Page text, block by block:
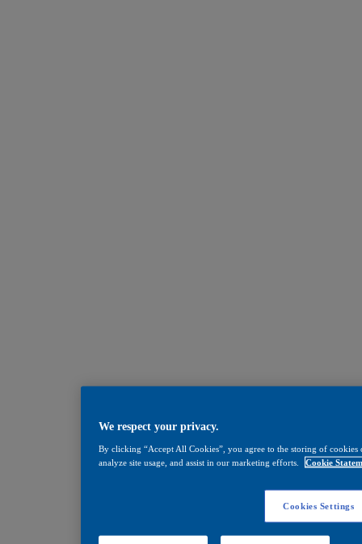
We respect your privacy.
By clicking “Accept All Cookies”, you agree to the storing of
analyze site usage, and assist in our marketing efforts.
Cookie
Cookies Settings